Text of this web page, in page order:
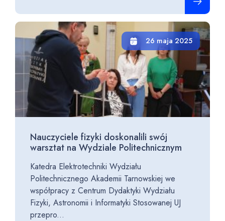
26 maja 2025
Nauczyciele fizyki doskonalili swój
warsztat na Wydziale Politechnicznym
Katedra Elektrotechniki Wydziału
Politechnicznego Akademii Tarnowskiej we
współpracy z Centrum Dydaktyki Wydziału
Fizyki, Astronomii i Informatyki Stosowanej UJ
przepro...